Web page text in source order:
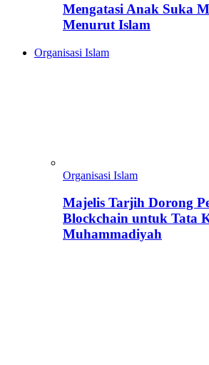
Mengatasi Anak Suka
Menurut Islam
Organisasi Islam
Organisasi Islam
Majelis Tarjih Dorong
Blockchain untuk Tata
Muhammadiyah